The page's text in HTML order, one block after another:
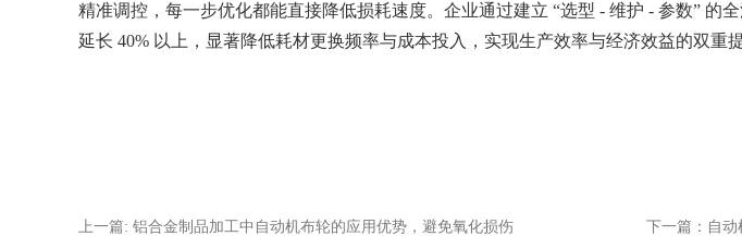
精准调控，每一步优化都能直接降低损耗速度。企业通过建立 “选型 - 维护 - 参数” 的
延长 40% 以上，显著降低耗材更换频率与成本投入，实现生产效率与经济效益的双重提
上一篇: 铝合金制品加工中自动机布轮的应用优势，避免氧化损伤 下一篇：自